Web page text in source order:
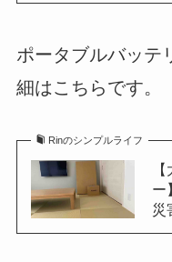
ポータブルバッテ
細はこちらです。
Rinのシンプルライフ
ー
災